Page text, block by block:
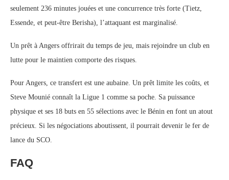
seulement 236 minutes jouées et une concurrence très forte (Tietz,
Essende, et peut-être Berisha), l’attaquant est marginalisé.
Un prêt à Angers offrirait du temps de jeu, mais rejoindre un club en
lutte pour le maintien comporte des risques.
Pour Angers, ce transfert est une aubaine. Un prêt limite les coûts, et
Steve Mounié connaît la Ligue 1 comme sa poche. Sa puissance
physique et ses 18 buts en 55 sélections avec le Bénin en font un atout
précieux. Si les négociations aboutissent, il pourrait devenir le fer de
lance du SCO.
FAQ